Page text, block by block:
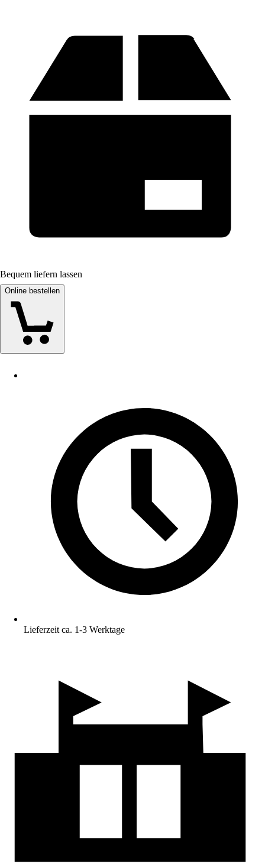
Bequem liefern lassen
Online bestellen
Lieferzeit ca. 1-3 Werktage